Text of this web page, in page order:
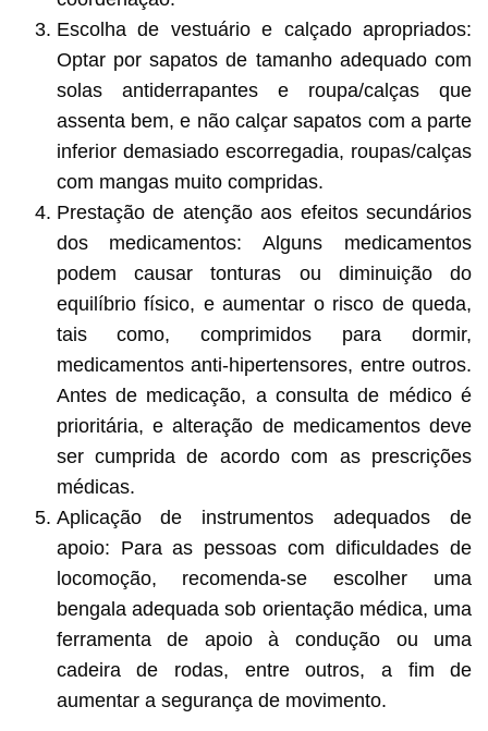
Escolha de vestuário e calçado apropriados:
Optar por sapatos de tamanho adequado com
solas antiderrapantes e roupa/calças que
assenta bem, e não calçar sapatos com a parte
inferior demasiado escorregadia, roupas/calças
com mangas muito compridas.
Prestação de atenção aos efeitos secundários
dos medicamentos: Alguns medicamentos
podem causar tonturas ou diminuição do
equilíbrio físico, e aumentar o risco de queda,
tais como, comprimidos para dormir,
medicamentos anti-hipertensores, entre outros.
Antes de medicação, a consulta de médico é
prioritária, e alteração de medicamentos deve
ser cumprida de acordo com as prescrições
médicas.
Aplicação de instrumentos adequados de
apoio: Para as pessoas com dificuldades de
locomoção, recomenda-se escolher uma
bengala adequada sob orientação médica, uma
ferramenta de apoio à condução ou uma
cadeira de rodas, entre outros, a fim de
aumentar a segurança de movimento.